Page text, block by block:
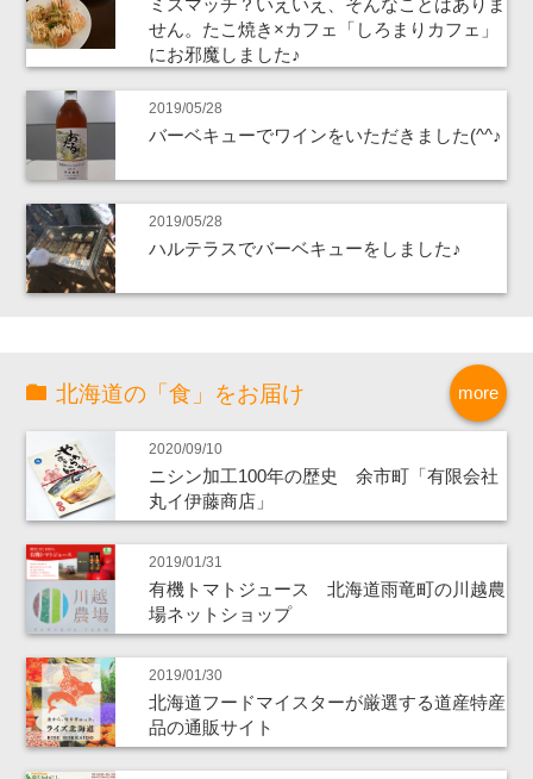
ミスマッチ？いえいえ、そんなことはありま
せん。たこ焼き×カフェ「しろまりカフェ」
にお邪魔しました♪
2019/05/28
バーベキューでワインをいただきました(^^♪
2019/05/28
ハルテラスでバーベキューをしました♪
more
北海道の「食」をお届け
2020/09/10
ニシン加工100年の歴史 余市町「有限会社
丸イ伊藤商店」
2019/01/31
有機トマトジュース 北海道雨竜町の川越農
場ネットショップ
2019/01/30
北海道フードマイスターが厳選する道産特産
品の通販サイト